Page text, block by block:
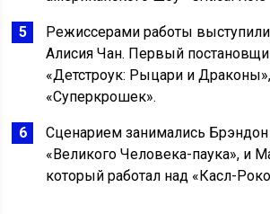
Режиссерами работы
Алисия Чан. Первый
«Детстроук: Рыцари и
«Суперкрошек».
Сценарием занимались
«Великого Человека-паука», и
который работал над «Касл-